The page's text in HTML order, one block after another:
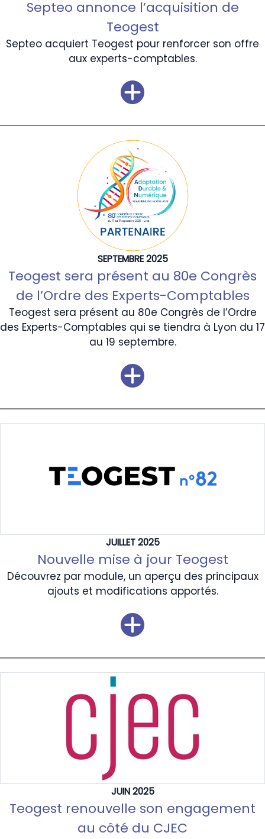
Septeo annonce l’acquisition de
Teogest
Septeo acquiert Teogest pour renforcer son offre
aux experts-comptables.
SEPTEMBRE 2025
Teogest sera présent au 80e Congrès
de l’Ordre des Experts-Comptables
Teogest sera présent au 80e Congrès de l’Ordre
des Experts-Comptables qui se tiendra à Lyon du 17
au 19 septembre.
JUILLET 2025
Nouvelle mise à jour Teogest
Découvrez par module, un aperçu des principaux
ajouts et modifications apportés.
JUIN 2025
Teogest renouvelle son engagement
au côté du CJEC